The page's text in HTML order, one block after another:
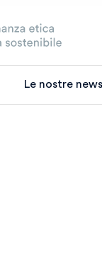
Le nostre